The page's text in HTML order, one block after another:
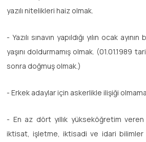
yazılı nitelikleri haiz olmak.
- Yazılı sınavın yapıldığı yılın ocak
yaşını doldurmamış olmak. (01.01.1989
sonra doğmuş olmak.)
- Erkek adaylar için askerlikle ilişiği
- En az dört yıllık yükseköğretim
iktisat, işletme, iktisadi ve idari